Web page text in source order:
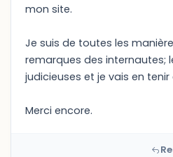
mon site.
Je suis de toutes les
remarques des internautes;
judicieuses et je vais en
Merci encore.